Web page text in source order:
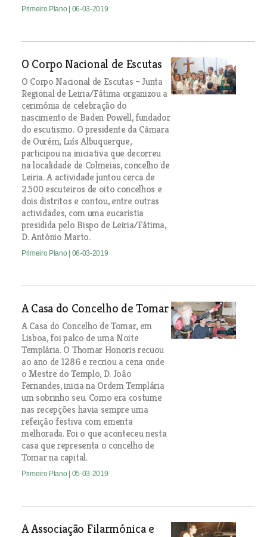
Primeiro Plano | 06-03-2019
O Corpo Nacional de Escutas
O Corpo Nacional de Escutas – Junta
Regional de Leiria/Fátima organizou a
cerimónia de celebração do
nascimento de Baden Powell, fundador
do escutismo. O presidente da Câmara
de Ourém, Luís Albuquerque,
participou na iniciativa que decorreu
na localidade de Colmeias, concelho de
Leiria. A actividade juntou cerca de
2.500 escuteiros de oito concelhos e
dois distritos e contou, entre outras
actividades, com uma eucaristia
presidida pelo Bispo de Leiria/Fátima,
D. António Marto.
Primeiro Plano | 06-03-2019
A Casa do Concelho de Tomar
A Casa do Concelho de Tomar, em
Lisboa, foi palco de uma Noite
Templária. O Thomar Honoris recuou
ao ano de 1286 e recriou a cena onde
o Mestre do Templo, D. João
Fernandes, inicia na Ordem Templária
um sobrinho seu. Como era costume
nas recepções havia sempre uma
refeição festiva com ementa
melhorada. Foi o que aconteceu nesta
casa que representa o concelho de
Tomar na capital.
Primeiro Plano | 05-03-2019
A Associação Filarmónica e